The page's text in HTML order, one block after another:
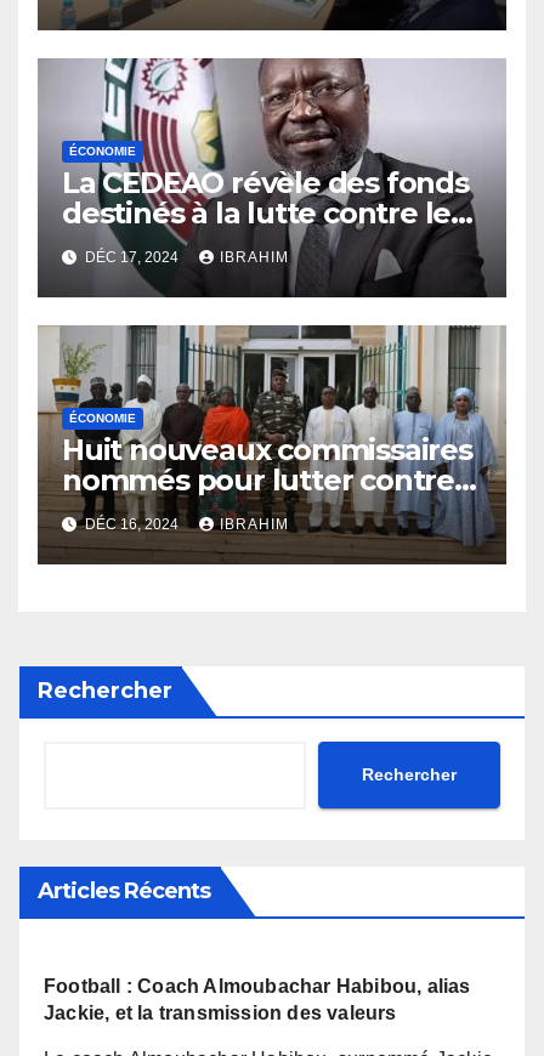
ÉCONOMIE
La CEDEAO révèle des fonds
destinés à la lutte contre le
terrorisme dans la région du
Sahel.
DÉC 17, 2024 IBRAHIM
ÉCONOMIE
Huit nouveaux commissaires
nommés pour lutter contre
le gaspillage financier.
DÉC 16, 2024 IBRAHIM
Rechercher
Rechercher
Articles Récents
Football : Coach Almoubachar Habibou, alias
Jackie, et la transmission des valeurs